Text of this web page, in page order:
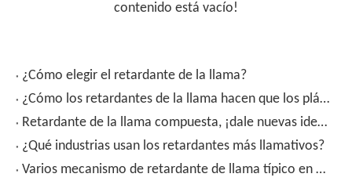
contenido está vacío!
¿Cómo elegir el retardante de la llama?
¿Cómo los retardantes de la llama hacen que los plásticos no teman la llama abierta?
Retardante de la llama compuesta, ¡dale nuevas ideas de retardante de llama!
¿Qué industrias usan los retardantes más llamativos?
Varios mecanismo de retardante de llama típico en el retardante de la llama